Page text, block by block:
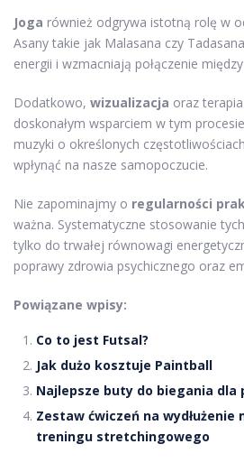
Joga również odgrywa istotną rolę w
Asany takie jak Malasana czy
energii i wzmacniają połączenie
Dodatkowo, wizualizacja oraz
doskonałym wsparciem w tym
muzyki o określonych
wpłynąć na nasze samopoczucie.
Nie zapominajmy o regularności
ważna. Systematyczne stosowanie
tylko do trwałej równowagi
poprawy zdrowia psychicznego oraz
Powiązane wpisy:
Co to jest Futsal?
Jak dużo kosztuje Paintball
Najlepsze buty do biegania dla
Zestaw ćwiczeń na wydłużenie
treningu stretchingowego